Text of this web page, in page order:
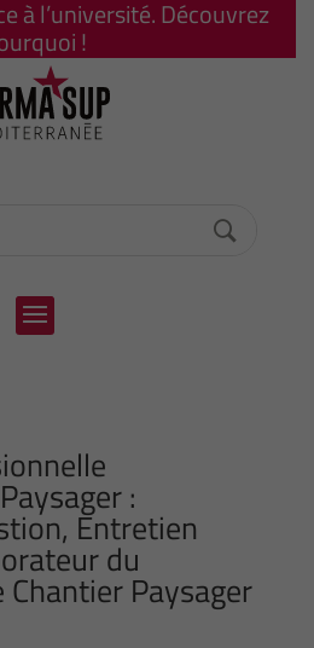
à l’université. Découvrez
!
:
Entretien
du
Paysager